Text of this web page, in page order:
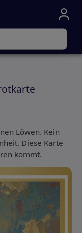
030
000
Löwen. Kein
Diese Karte
kommt.